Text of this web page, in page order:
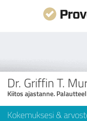
Dr. Griffin T.
Kiitos ajastanne.
Kokemuksesi &